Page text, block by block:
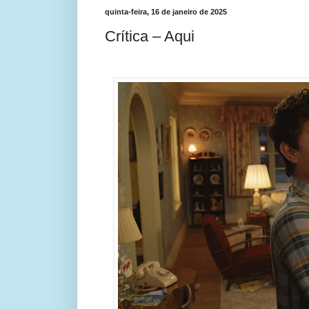
quinta-feira, 16 de janeiro de 2025
Crítica – Aqui